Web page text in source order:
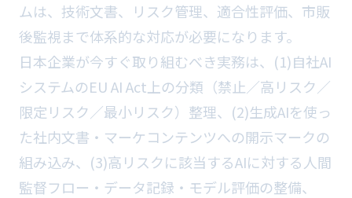
ムは、技術文書、リスク管理、適合性評価、市販
後監視まで体系的な対応が必要になります。
日本企業が今すぐ取り組むべき実務は、(1)自社AI
システムのEU AI Act上の分類（禁止／高リスク／
限定リスク／最小リスク）整理、(2)生成AIを使っ
た社内文書・マーケコンテンツへの開示マークの
組み込み、(3)高リスクに該当するAIに対する人間
監督フロー・データ記録・モデル評価の整備、